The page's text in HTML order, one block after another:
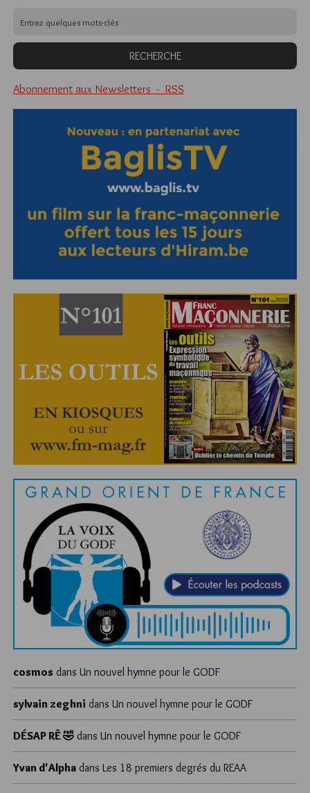
Abonnement aux Newsletters - RSS
cosmos dans Un nouvel hymne pour le GODF
sylvain zeghni dans Un nouvel hymne pour le GODF
DÉSAP RÊ 🤣 dans Un nouvel hymne pour le GODF
Yvan d'Alpha dans Les 18 premiers degrés du REAA